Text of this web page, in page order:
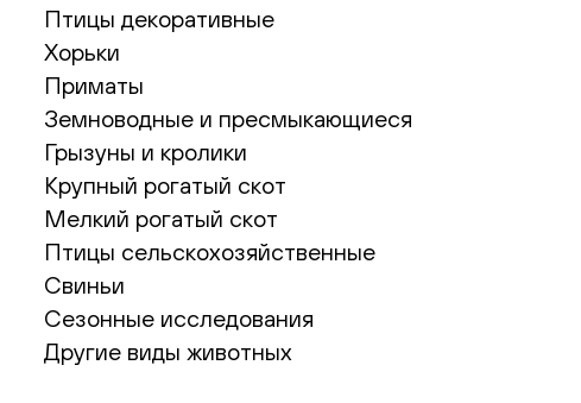
Птицы декоративные
Хорьки
Приматы
Земноводные и пресмыкающиеся
Грызуны и кролики
Крупный рогатый скот
Мелкий рогатый скот
Птицы сельскохозяйственные
Свиньи
Сезонные исследования
Другие виды животных